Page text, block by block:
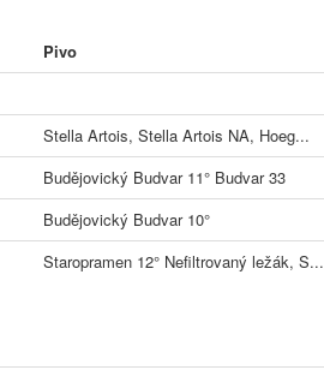
Pivo
Stella Artois, Stella Artois NA, Hoeg...
Budějovický Budvar 11° Budvar 33
Budějovický Budvar 10°
Staropramen 12° Nefiltrovaný ležák, S...